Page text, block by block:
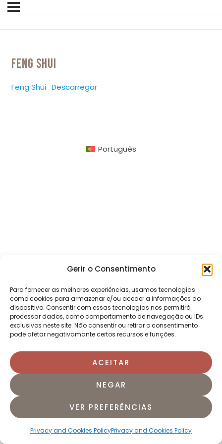
Gerir o Consentimento
Para fornecer as melhores experiências, usamos tecnologias
como cookies para armazenar e/ou aceder a informações do
dispositivo. Consentir com essas tecnologias nos permitirá
processar dados, como comportamento de navegação ou IDs
exclusivos neste site. Não consentir ou retirar o consentimento
pode afetar negativamante certos recursos e funções.
ACEITAR
NEGAR
VER PREFERÊNCIAS
Privacy and Cookies PolicyPrivacy and Cookies Policy
FENG SHUI
Feng Shui Descarregar
Português